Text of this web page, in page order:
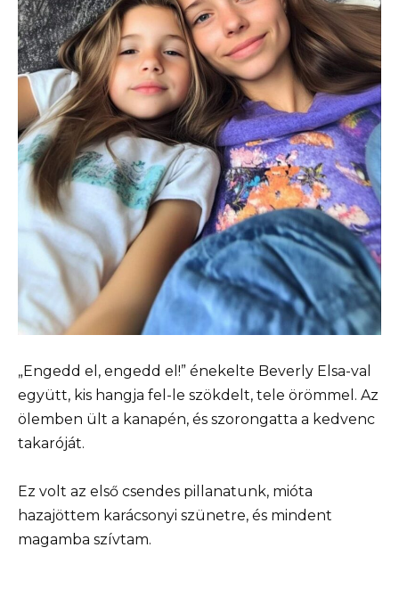
„Engedd el, engedd el!” énekelte Beverly Elsa-val
együtt, kis hangja fel-le szökdelt, tele örömmel. Az
ölemben ült a kanapén, és szorongatta a kedvenc
takaróját.
Ez volt az első csendes pillanatunk, mióta
hazajöttem karácsonyi szünetre, és mindent
magamba szívtam.